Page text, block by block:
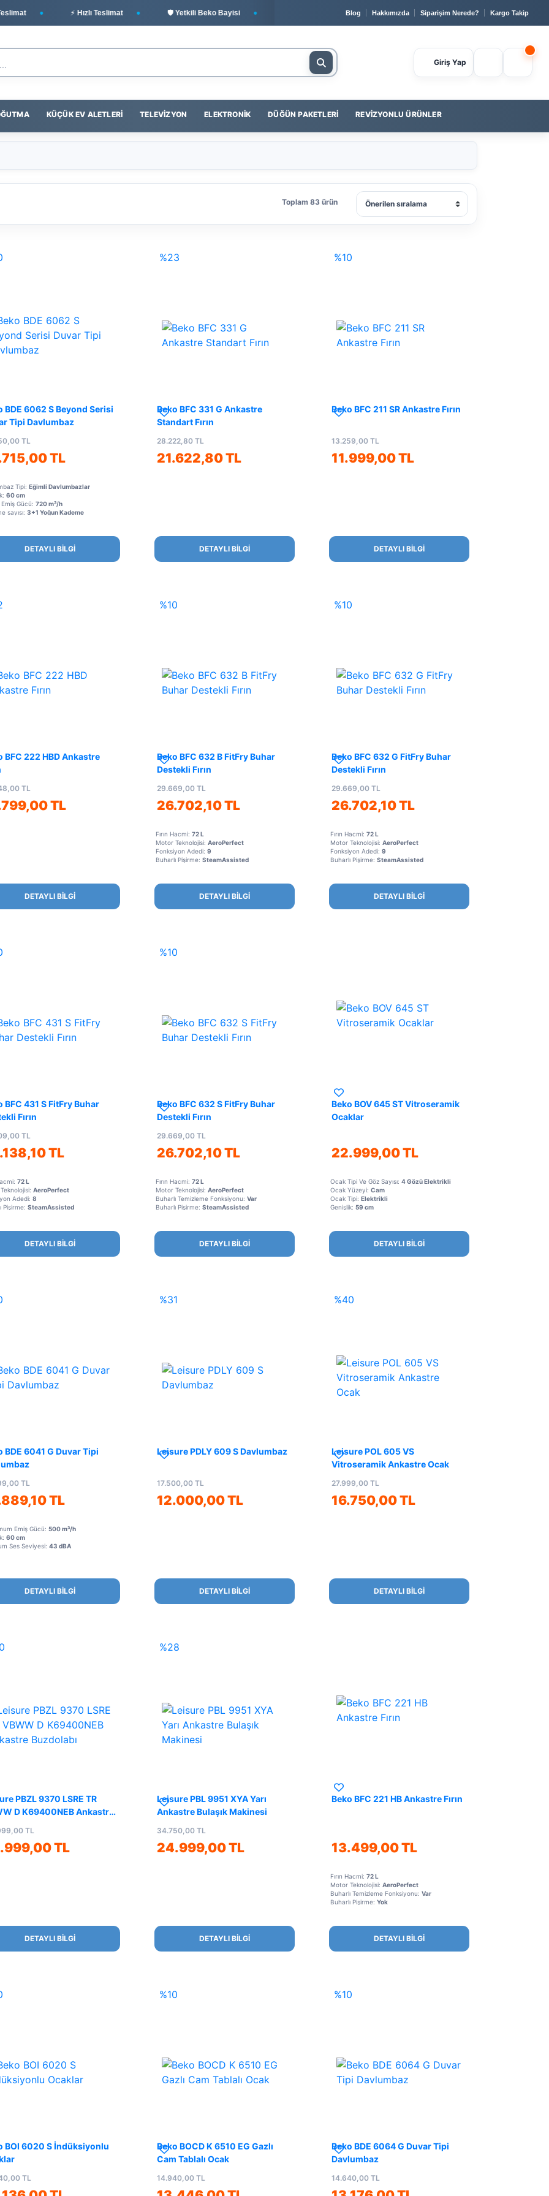
⚡ Hızlı Teslimat 🛡️ Yetkili Beko Bayisi 📞 0232 400 23 56 💳 Yapı Kredi ile
Blog Hakkımızda Siparişim Nerede? Kargo Takip
Giriş Yap
KÜÇÜK EV ALETLERI TELEVIZYON ELEKTRONIK DÜĞÜN PAKETLERI REVIZYONLU ÜRÜNLER
Toplam 83 ürün
BDE 6062 S Beyond Serisi
Tipi Davlumbaz
TL
TL
Tipi: Eğimli Davlumbazlar
60 cm
Gücü: 720 m³/h
sayısı: 3+1 Yoğun Kademe
DETAYLI BİLGİ
%23
Beko BFC 331 G Ankastre
Standart Fırın
21.622,80 TL
28.222,80 TL
DETAYLI BİLGİ
%10
Beko BFC 211 SR Ankastre Fırın
11.999,00 TL
13.259,00 TL
DETAYLI BİLGİ
BFC 222 HBD Ankastre
TL
TL
DETAYLI BİLGİ
%10
Beko BFC 632 B FitFry Buhar
Destekli Fırın
26.702,10 TL
29.669,00 TL
Fırın Hacmi: 72 L
Motor Teknolojisi: AeroPerfect
Fonksiyon Adedi: 9
Buharlı Pişirme: SteamAssisted
DETAYLI BİLGİ
%10
Beko BFC 632 G FitFry Buhar
Destekli Fırın
26.702,10 TL
29.669,00 TL
Fırın Hacmi: 72 L
Motor Teknolojisi: AeroPerfect
Fonksiyon Adedi: 9
Buharlı Pişirme: SteamAssisted
DETAYLI BİLGİ
BFC 431 S FitFry Buhar
Fırın
TL
TL
72 L
AeroPerfect
Adedi: 8
Pişirme: SteamAssisted
DETAYLI BİLGİ
%10
Beko BFC 632 S FitFry Buhar
Destekli Fırın
26.702,10 TL
29.669,00 TL
Fırın Hacmi: 72 L
Motor Teknolojisi: AeroPerfect
Buharlı Temizleme Fonksiyonu: Var
Buharlı Pişirme: SteamAssisted
DETAYLI BİLGİ
Beko BOV 645 ST Vitroseramik
Ocaklar
22.999,00 TL
Ocak Tipi Ve Göz Sayısı: 4 Gözü Elektrikli
Ocak Yüzeyi: Cam
Ocak Tipi: Elektrikli
Genişlik: 59 cm
DETAYLI BİLGİ
BDE 6041 G Duvar Tipi
TL
TL
Emiş Gücü: 500 m³/h
60 cm
Ses Seviyesi: 43 dBA
DETAYLI BİLGİ
%31
Leisure PDLY 609 S Davlumbaz
12.000,00 TL
17.500,00 TL
DETAYLI BİLGİ
%40
Leisure POL 605 VS
Vitroseramik Ankastre Ocak
16.750,00 TL
27.999,00 TL
DETAYLI BİLGİ
PBZL 9370 LSRE TR
D K69400NEB Ankastre
TL
TL
DETAYLI BİLGİ
%28
Leisure PBL 9951 XYA Yarı
Ankastre Bulaşık Makinesi
24.999,00 TL
34.750,00 TL
DETAYLI BİLGİ
Beko BFC 221 HB Ankastre Fırın
13.499,00 TL
Fırın Hacmi: 72 L
Motor Teknolojisi: AeroPerfect
Buharlı Temizleme Fonksiyonu: Var
Buharlı Pişirme: Yok
DETAYLI BİLGİ
BOI 6020 S İndüksiyonlu
TL
%10
Beko BOCD K 6510 EG Gazlı
Cam Tablalı Ocak
14.940,00 TL
%10
Beko BDE 6064 G Duvar Tipi
Davlumbaz
14.640,00 TL